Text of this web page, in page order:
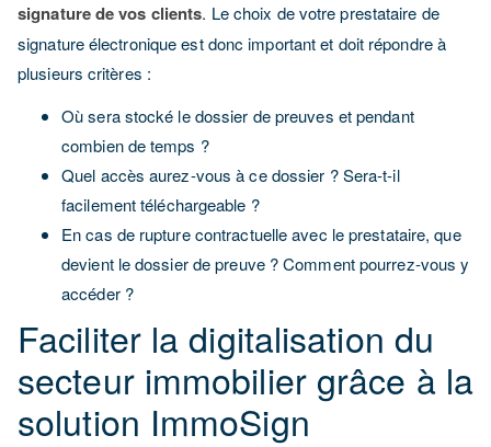
signature de vos clients. Le choix de votre prestataire de
signature électronique est donc important et doit répondre à
plusieurs critères :
Où sera stocké le dossier de preuves et pendant
combien de temps ?
Quel accès aurez-vous à ce dossier ? Sera-t-il
facilement téléchargeable ?
En cas de rupture contractuelle avec le prestataire, que
devient le dossier de preuve ? Comment pourrez-vous y
accéder ?
Faciliter la digitalisation du
secteur immobilier grâce à la
solution ImmoSign